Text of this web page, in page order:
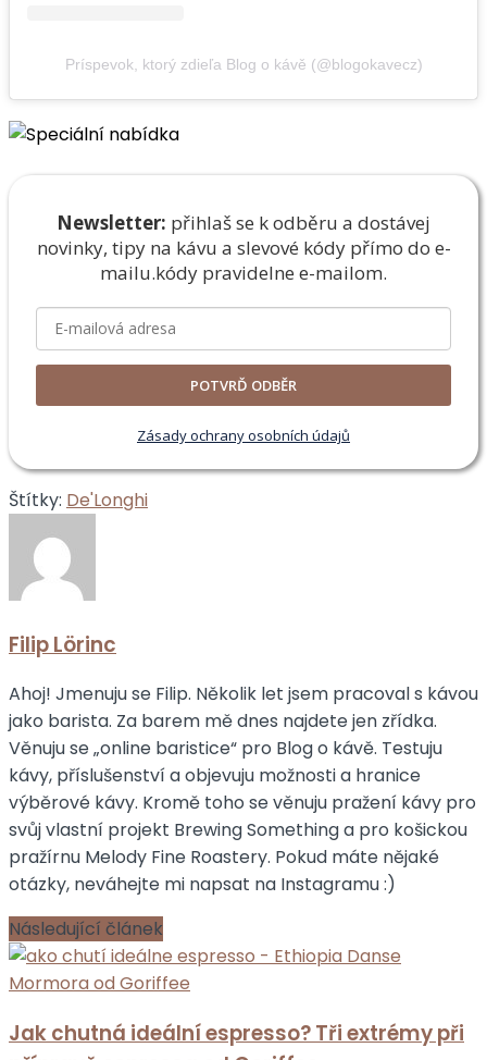
Príspevok, ktorý zdieľa Blog o kávě (@blogokavecz)
Newsletter: přihlaš se k odběru a dostávej
novinky, tipy na kávu a slevové kódy přímo do e-
mailu.kódy pravidelne e-mailom.
POTVRĎ ODBĚR
Zásady ochrany osobních údajů
Štítky: De'Longhi
Filip Lörinc
Ahoj! Jmenuju se Filip. Několik let jsem pracoval s kávou
jako barista. Za barem mě dnes najdete jen zřídka.
Věnuju se „online baristice“ pro Blog o kávě. Testuju
kávy, příslušenství a objevuju možnosti a hranice
výběrové kávy. Kromě toho se věnuju pražení kávy pro
svůj vlastní projekt Brewing Something a pro košickou
pražírnu Melody Fine Roastery. Pokud máte nějaké
otázky, neváhejte mi napsat na Instagramu :)
Následující článek
Jak chutná ideální espresso? Tři extrémy při